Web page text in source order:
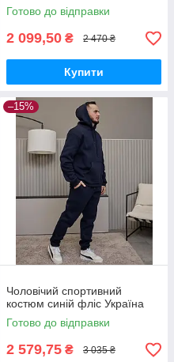
Готово до відправки
2 099,50 ₴ 2 470 ₴
Купити
–15%
Чоловічий спортивний
костюм синій фліс Україна
Готово до відправки
2 579,75 ₴ 3 035 ₴